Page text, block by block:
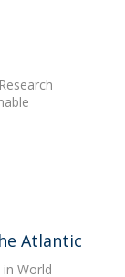
Atlantic
World